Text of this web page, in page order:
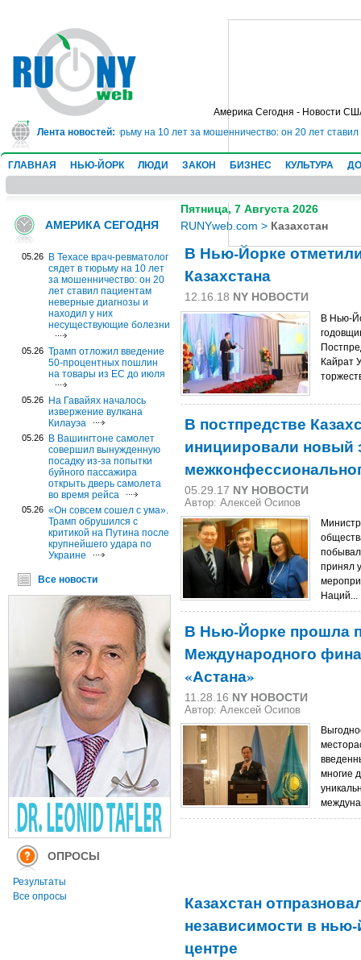
Америка Сегодня - Новости
Лента новостей:
сядет в тюрьму на 10 лет за мошенничество: он 20 лет ставил
ГЛАВНАЯ НЬЮ-ЙОРК ЛЮДИ ЗАКОН БИЗНЕС КУЛЬТУРА
АМЕРИКА СЕГОДНЯ
05.26
В Техасе врач-ревматолог
сядет в тюрьму на 10 лет
за мошенничество: он 20
лет ставил пациентам
неверные диагнозы и
находил у них
несуществующие болезни
05.26 Трамп отложил введение
50-процентных пошлин
на товары из ЕС до июля
05.26
На Гавайях началось
извержение вулкана
Килауэа
05.26
В Вашингтоне самолет
совершил вынужденную
посадку из-за попытки
буйного пассажира
открыть дверь самолета
во время рейса
05.26 «Он совсем сошел с ума».
Трамп обрушился с
критикой на Путина после
крупнейшего удара по
Украине
Все новости
ОПРОСЫ
Результаты
Все опросы
Пятница, 7 Августа 2026
RUNYweb.com > Казахстан
В Нью-Йорке
Казахстана
12.16.18 NY НОВОСТИ
В Нью-
Кайрат
В постпредстве
инициировали новый
05.29.17 NY НОВОСТИ
Автор: Алексей Осипов
принял
Наций...
В Нью-Йорке прошла
Международного
«Астана»
11.28.16 NY НОВОСТИ
Автор: Алексей Осипов
многие
Казахстан
независимости в
центре